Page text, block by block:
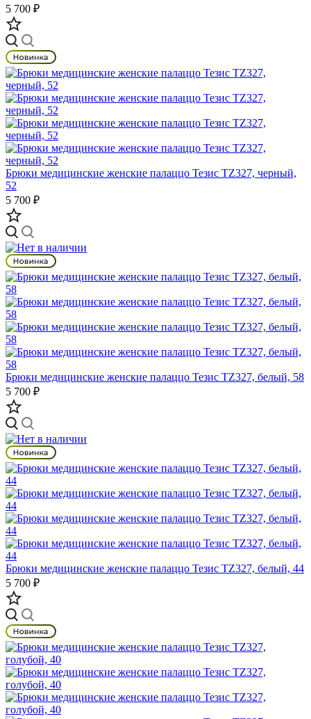
5 700 ₽
Брюки медицинские женские палаццо Тезис TZ327, черный,
52
5 700 ₽
Брюки медицинские женские палаццо Тезис TZ327, белый, 58
5 700 ₽
Брюки медицинские женские палаццо Тезис TZ327, белый, 44
5 700 ₽